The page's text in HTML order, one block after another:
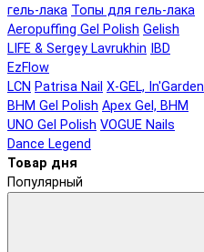
гель-лака Топы для гель-лака
Aeropuffing Gel Polish Gelish
LIFE & Sergey Lavrukhin
IBD
EzFlow
LCN Patrisa Nail X-GEL, In'Garden
BHM Gel Polish Apex Gel, BHM
UNO Gel Polish VOGUE Nails
Dance Legend
Товар дня
Популярный